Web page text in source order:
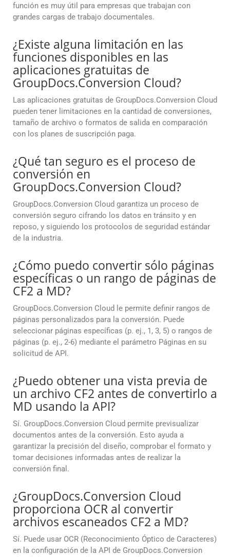
función es muy útil para empresas que trabajan con
grandes cargas de trabajo documentales.
¿Existe alguna limitación en las
funciones disponibles en las
aplicaciones gratuitas de
GroupDocs.Conversion Cloud?
Las aplicaciones gratuitas de GroupDocs.Conversion Cloud
pueden tener limitaciones en la cantidad de conversiones,
tamaño de archivo o formatos de salida en comparación
con los planes de suscripción paga.
¿Qué tan seguro es el proceso de
conversión en
GroupDocs.Conversion Cloud?
GroupDocs.Conversion Cloud garantiza un proceso de
conversión seguro cifrando los datos en tránsito y en
reposo, y siguiendo los protocolos de seguridad estándar
de la industria.
¿Cómo puedo convertir sólo páginas
específicas o un rango de páginas de
CF2 a MD?
GroupDocs.Conversion Cloud le permite definir rangos de
páginas personalizados para la conversión. Puede
seleccionar páginas específicas (p. ej., 1, 3, 5) o rangos de
páginas (p. ej., 2-6) mediante el parámetro Páginas en su
solicitud de API.
¿Puedo obtener una vista previa de
un archivo CF2 antes de convertirlo a
MD usando la API?
Sí. GroupDocs.Conversion Cloud permite previsualizar
documentos antes de la conversión. Esto ayuda a
garantizar la precisión del diseño, comprobar el formato y
tomar decisiones informadas antes de realizar la
conversión final.
¿GroupDocs.Conversion Cloud
proporciona OCR al convertir
archivos escaneados CF2 a MD?
Sí. Puede usar OCR (Reconocimiento Óptico de Caracteres)
en la configuración de la API de GroupDocs.Conversion